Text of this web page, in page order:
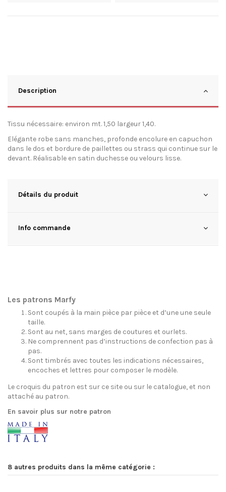
Description
Tissu nécessaire: environ mt. 1,50 largeur 1,40.
Elégante robe sans manches, profonde encolure en capuchon
dans le dos et bordure de paillettes ou strass qui continue sur le
devant. Réalisable en satin duchesse ou velours lisse.
Détails du produit
Info commande
Les patrons Marfy
Sont coupés à la main pièce par pièce et d’une une seule
taille.
Sont au net, sans marges de coutures et ourlets.
Ne comprennent pas d’instructions de confection pas à
pas.
Sont timbrés avec toutes les indications nécessaires,
encoches et lettres pour composer le modèle.
Le croquis du patron est sur ce site ou sur le catalogue, et non
attaché au patron.
En savoir plus sur notre patron
8 autres produits dans la même catégorie :